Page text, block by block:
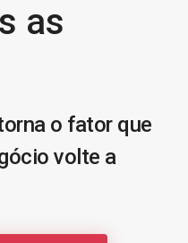
as
o fator que
volte a